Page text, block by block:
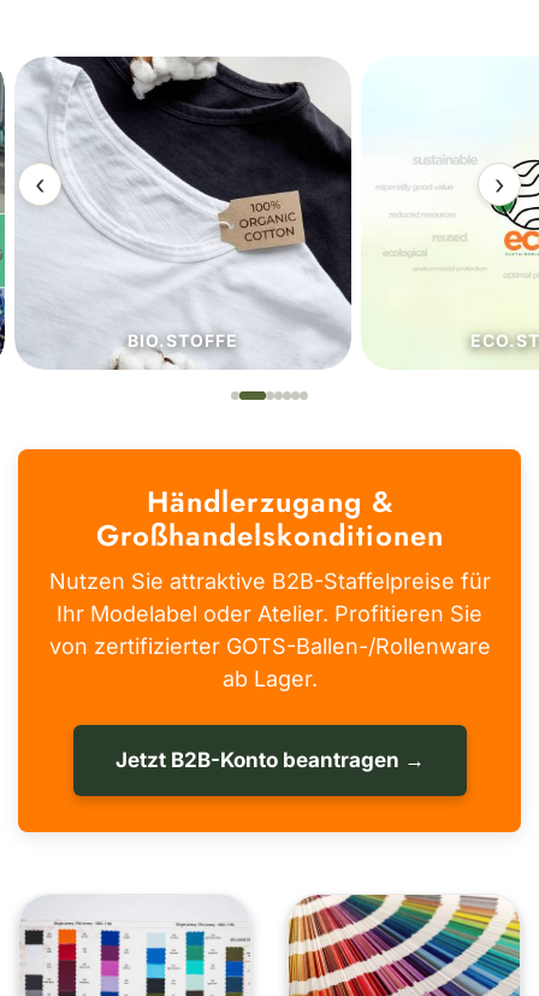
‹
BIO.STOFFE
›
Händlerzugang &
Großhandelskonditionen
Nutzen Sie attraktive B2B-Staffelpreise für
Ihr Modelabel oder Atelier. Profitieren Sie
von zertifizierter GOTS-Ballen-/Rollenware
ab Lager.
Jetzt B2B-Konto beantragen →